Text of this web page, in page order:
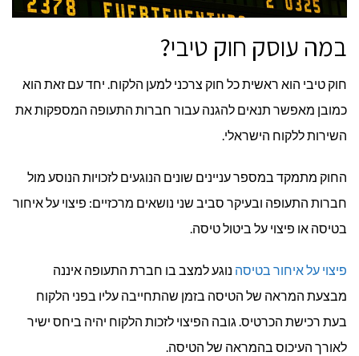
במה עוסק חוק טיבי?
חוק טיבי הוא ראשית כל חוק צרכני למען הלקוח. יחד עם זאת הוא
כמובן מאפשר תנאים להגנה עבור חברות התעופה המספקות את
השירות ללקוח הישראלי.
החוק מתמקד במספר עניינים שונים הנוגעים לזכויות הנוסע מול
חברות התעופה ובעיקר סביב שני נושאים מרכזיים: פיצוי על איחור
בטיסה או פיצוי על ביטול טיסה.
פיצוי על איחור בטיסה נוגע למצב בו חברת התעופה איננה
מבצעת המראה של הטיסה בזמן שהתחייבה עליו בפני הלקוח
בעת רכישת הכרטיס. גובה הפיצוי לזכות הלקוח יהיה ביחס ישיר
לאורך העיכוס בהמראה של הטיסה.